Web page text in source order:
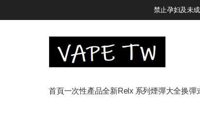
禁止孕妇及未
首頁一次性產品全新Relx 系列煙彈大全换彈